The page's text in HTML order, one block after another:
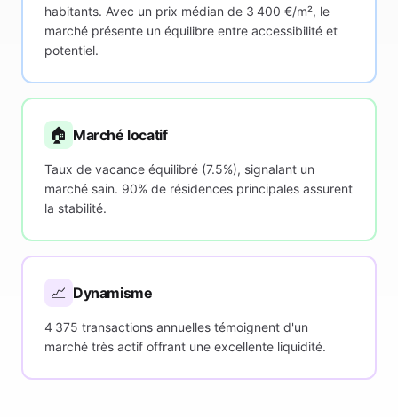
habitants. Avec un prix médian de 3 400 €/m², le
marché présente un équilibre entre accessibilité et
potentiel.
🏠 Marché locatif
Taux de vacance équilibré (7.5%), signalant un
marché sain. 90% de résidences principales assurent
la stabilité.
📈 Dynamisme
4 375 transactions annuelles témoignent d'un
marché très actif offrant une excellente liquidité.